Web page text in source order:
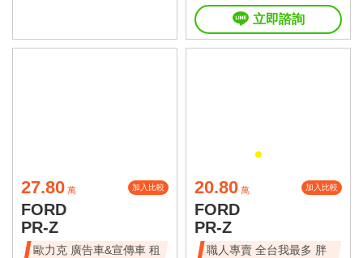
立即諮詢
27.80 萬 加入比較
FORD
PR-Z
歐力克 廣告車&宣傳車 租
20.80 萬 加入比較
FORD
PR-Z
職人專賣 全台我最多 胖